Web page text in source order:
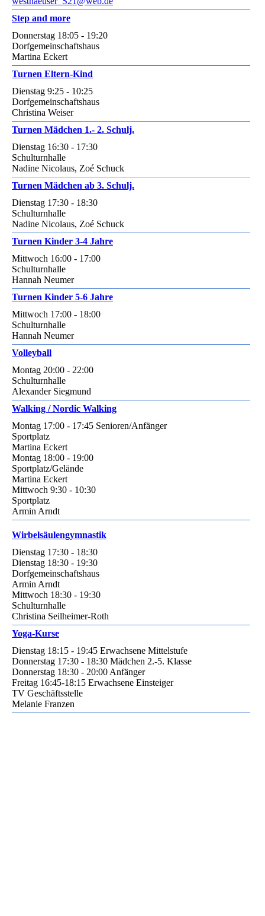
Step and more
Donnerstag 18:05 - 19:20
Dorfgemeinschaftshaus
Martina Eckert
Turnen Eltern-Kind
Dienstag 9:25 - 10:25
Dorfgemeinschaftshaus
Christina Weiser
Turnen Mädchen 1.- 2. Schulj.
Dienstag 16:30 - 17:30
Schulturnhalle
Nadine Nicolaus, Zoé Schuck
Turnen Mädchen ab 3. Schulj.
Dienstag 17:30 - 18:30
Schulturnhalle
Nadine Nicolaus, Zoé Schuck
Turnen Kinder 3-4 Jahre
Mittwoch 16:00 - 17:00
Schulturnhalle
Hannah Neumer
Turnen Kinder 5-6 Jahre
Mittwoch 17:00 - 18:00
Schulturnhalle
Hannah Neumer
Volleyball
Montag 20:00 - 22:00
Schulturnhalle
Alexander Siegmund
Walking / Nordic Walking
Montag 17:00 - 17:45 Senioren/Anfänger
Sportplatz
Martina Eckert
Montag 18:00 - 19:00
Sportplatz/Gelände
Martina Eckert
Mittwoch 9:30 - 10:30
Sportplatz
Armin Arndt
Wirbelsäulengymnastik
Dienstag 17:30 - 18:30
Dienstag 18:30 - 19:30
Dorfgemeinschaftshaus
Armin Arndt
Mittwoch 18:30 - 19:30
Schulturnhalle
Christina Seilheimer-Roth
Yoga-Kurse
Dienstag 18:15 - 19:45 Erwachsene Mittelstufe
Donnerstag 17:30 - 18:30 Mädchen 2.-5. Klasse
Donnerstag 18:30 - 20:00 Anfänger
Freitag 16:45-18:15 Erwachsene Einsteiger
TV Geschäftsstelle
Melanie Franzen